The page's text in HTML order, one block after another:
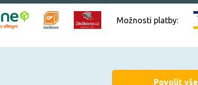
Možnosti platby:
Povolit vše